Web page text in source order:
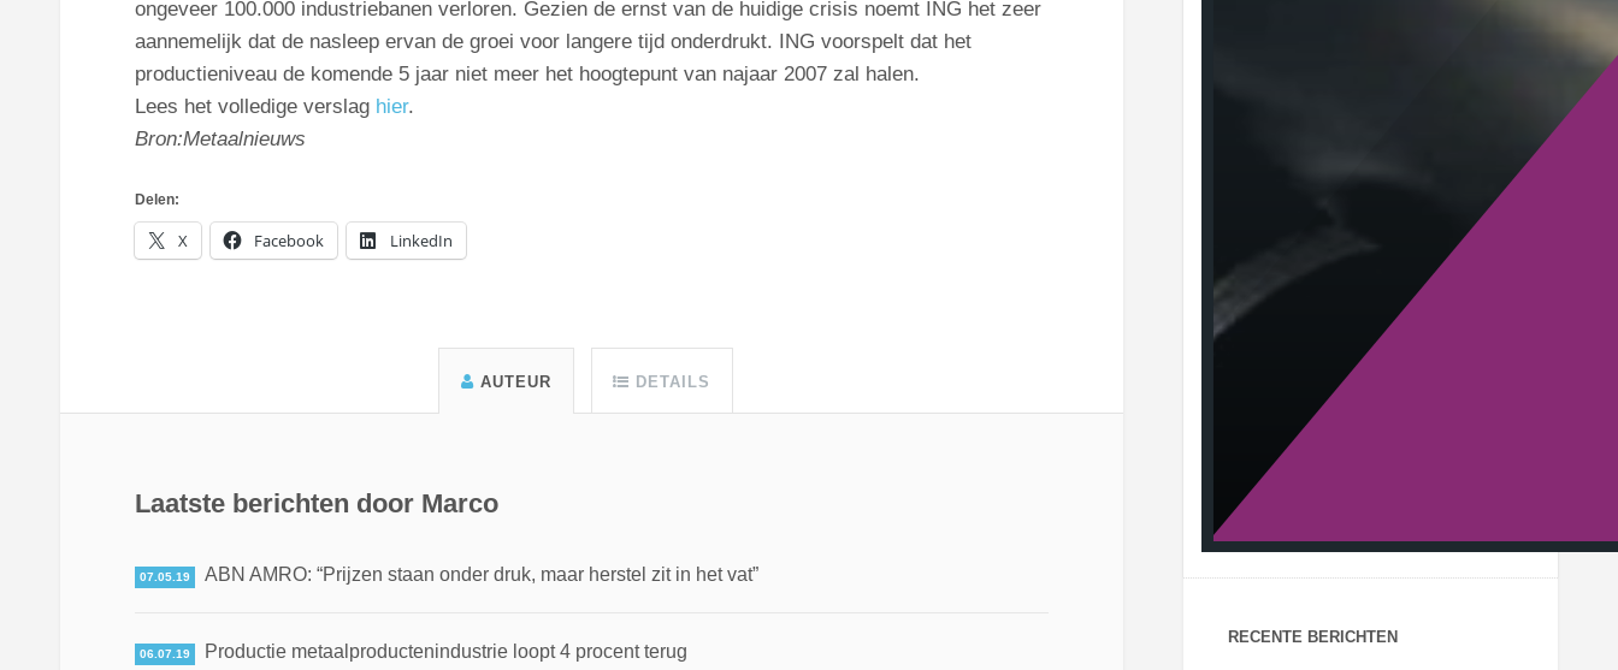
ongeveer 100.000 industriebanen verloren. Gezien de ernst van de huidige crisis noemt ING het zeer
aannemelijk dat de nasleep ervan de groei voor langere tijd onderdrukt. ING voorspelt dat het
productieniveau de komende 5 jaar niet meer het hoogtepunt van najaar 2007 zal halen.
Lees het volledige verslag hier.
Bron:Metaalnieuws
Delen:
X Facebook LinkedIn
AUTEUR DETAILS
Laatste berichten door Marco
07.05.19 ABN AMRO: “Prijzen staan onder druk, maar herstel zit in het vat”
06.07.19 Productie metaalproductenindustrie loopt 4 procent terug
RECENTE BERICHTEN